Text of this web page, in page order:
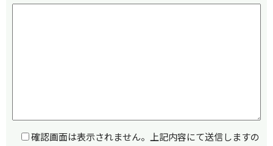
確認画面は表示されません。上記内容にて送信しますの